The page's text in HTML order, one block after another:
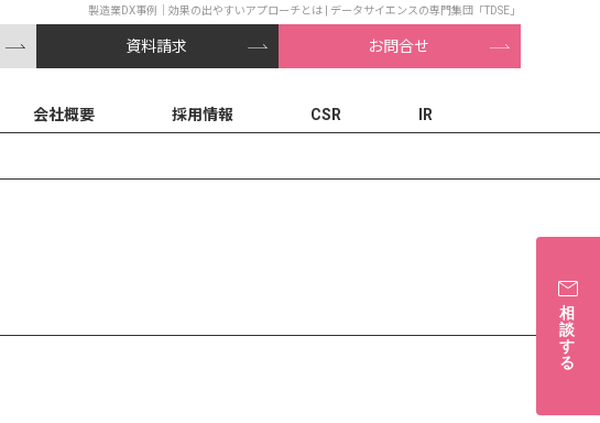
製造業DX事例｜効果の出やすいアプローチとは | データサイエンスの専門集団「TDSE」
資料請求 お問合せ
会社概要 採用情報 CSR IR
相
談
す
る